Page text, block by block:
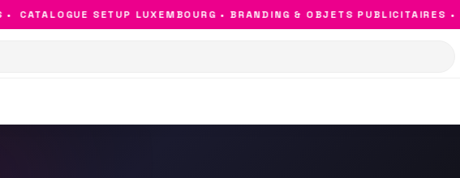
CATALOGUE SETUP LUXEMBOURG • BRANDING & OBJETS PUBLICITAIRES •